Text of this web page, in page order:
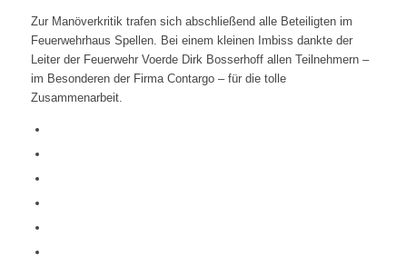
Zur Manöverkritik trafen sich abschließend alle Beteiligten im
Feuerwehrhaus Spellen. Bei einem kleinen Imbiss dankte der
Leiter der Feuerwehr Voerde Dirk Bosserhoff allen Teilnehmern –
im Besonderen der Firma Contargo – für die tolle
Zusammenarbeit.